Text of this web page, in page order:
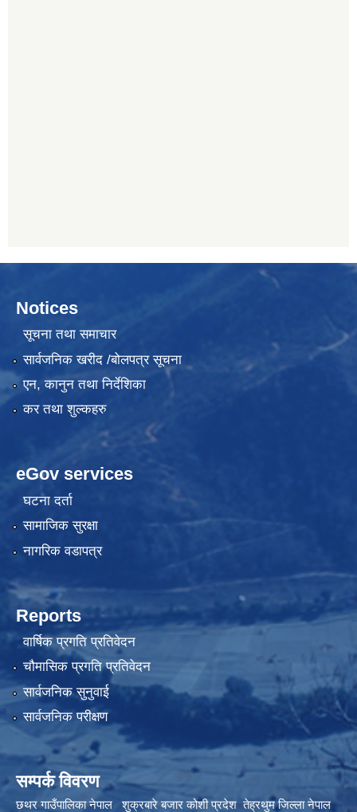
Notices
सूचना तथा समाचार
सार्वजनिक खरीद /बोलपत्र सूचना
एन, कानुन तथा निर्देशिका
कर तथा शुल्कहरु
eGov services
घटना दर्ता
सामाजिक सुरक्षा
नागरिक वडापत्र
Reports
वार्षिक प्रगति प्रतिवेदन
चौमासिक प्रगति प्रतिवेदन
सार्वजनिक सुनुवाई
सार्वजनिक परीक्षण
सम्पर्क विवरण
छथर गाउँपालिका नेपाल शुक्रबारे बजार कोशी प्रदेश तेह्रथुम जिल्ला नेपाल